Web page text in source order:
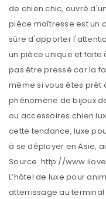
de chien chic, ouvré
pièce maîtresse est un
sûre d'apporter
un pièce unique et faite
pas être pressé car la
même si vous êtes prêt
phénomène de bijoux
ou accessoires chien
cette tendance, luxe
à se déployer en Asie,
Source :http://
L’hôtel de luxe pour
atterrissage au terminal